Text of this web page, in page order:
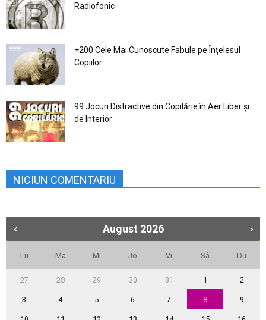
Radiofonic
+200 Cele Mai Cunoscute Fabule pe Înţelesul
Copiilor
99 Jocuri Distractive din Copilărie în Aer Liber şi
de Interior
NICIUN COMENTARIU
August 2026
Lu Ma Mi Jo Vi Sâ Du
27 28 29 30 31 1 2
3 4 5 6 7 8 9